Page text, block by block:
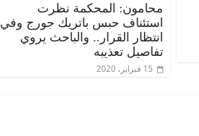
محامون: المحكمة نظرت
استئناف حبس باتريك جورج وفي
انتظار القرار.. والباحث يروي
تفاصيل تعذيبه
15 فبراير، 2020